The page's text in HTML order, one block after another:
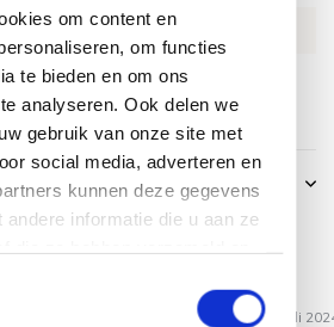
om content en
om functies
te bieden en om ons
analyseren. Ook delen we
gebruik van onze site met
social media, adverteren en
kunnen deze gegevens
andere informatie die u aan ze
8717591774389
on 2 reviews
Gepost door: Carla op 2 Juli